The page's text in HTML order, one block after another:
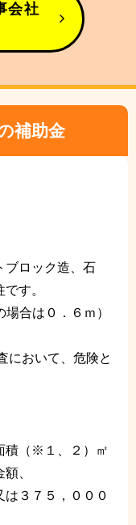
会社
補助金
ブロック造、石
す。
合は０．６ｍ）
において、危険と
積（※１、２）㎡
、
３７５，０００